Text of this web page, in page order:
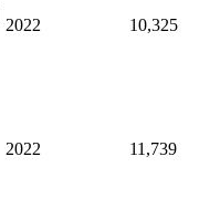
2022 10,325
2022 11,739